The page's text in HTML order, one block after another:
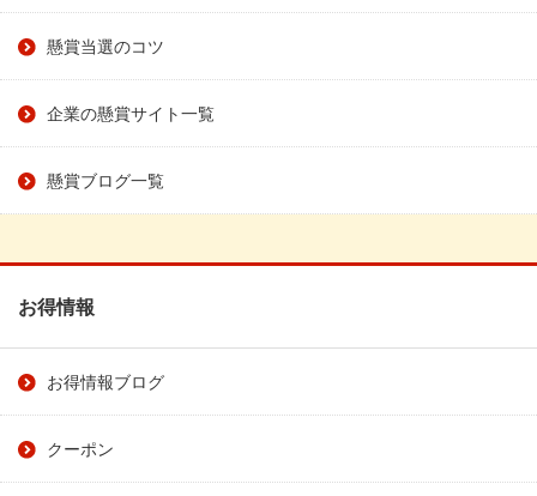
懸賞当選のコツ
企業の懸賞サイト一覧
懸賞ブログ一覧
お得情報
お得情報ブログ
クーポン